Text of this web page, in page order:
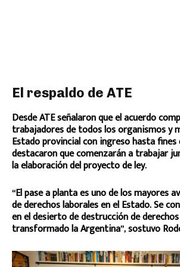
El respaldo de ATE
Desde ATE señalaron que el acuerdo
trabajadores de todos los organismos y
Estado provincial con ingreso hasta fines
destacaron que comenzarán a trabajar
la elaboración del proyecto de ley.
“El pase a planta es uno de los mayores
de derechos laborales en el Estado. Se
en el desierto de destrucción de
transformado la Argentina”, sostuvo